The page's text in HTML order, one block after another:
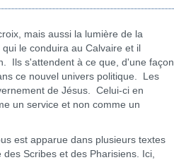
mais aussi la lumière de la
le conduira au Calvaire et il
Ils s'attendent à ce que, d'une façon
ce nouvel univers politique. Les
de Jésus. Celui-ci en
un service et non comme un
est apparue dans plusieurs textes
Scribes et des Pharisiens. Ici,